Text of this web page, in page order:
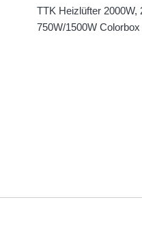
TTK Heizlüfter 2000W,
750W/1500W Colorbox